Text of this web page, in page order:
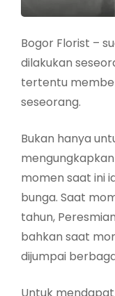
Bogor Florist –
dilakukan
tertentu
seseorang.
Bukan hanya
momen saat ini
bunga. Saat
tahun,
bahkan saat
dijumpai